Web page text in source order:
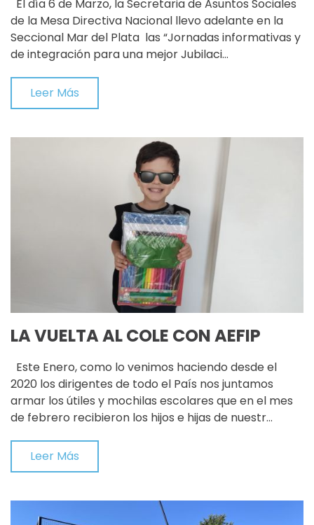
El día 6 de Marzo, la Secretaria de Asuntos Sociales
de la Mesa Directiva Nacional llevo adelante en la
Seccional Mar del Plata las “Jornadas informativas y
de integración para una mejor Jubilaci…
Leer Más
LA VUELTA AL COLE CON AEFIP
Este Enero, como lo venimos haciendo desde el
2020 los dirigentes de todo el País nos juntamos
armar los útiles y mochilas escolares que en el mes
de febrero recibieron los hijos e hijas de nuestr…
Leer Más